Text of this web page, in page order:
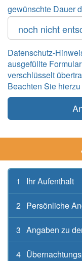
gewünschte Dauer
Datenschutz-
ausgefüllte
verschlüsselt
Beachten Sie
1 Ihr Aufenthalt
2 Persönliche
3 Angaben zu
4